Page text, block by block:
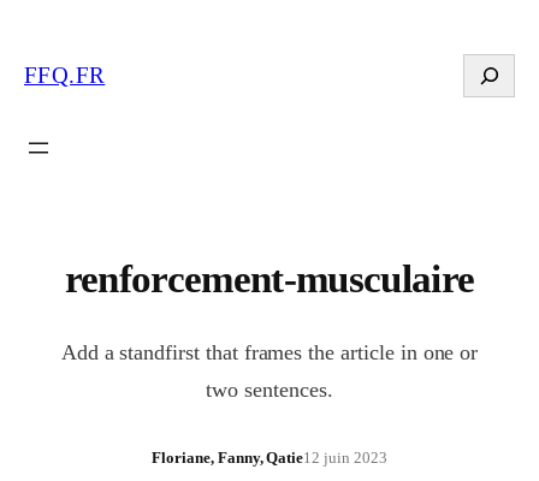
FFQ.FR Search
renforcement-musculaire
Add a standfirst that frames the article in one or
two sentences.
Floriane, Fanny, Qatie12 juin 2023